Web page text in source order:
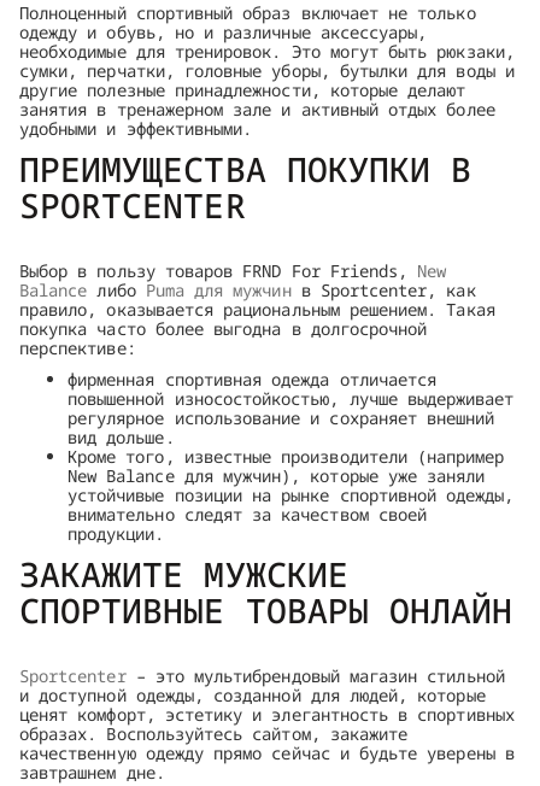
Полноценный спортивный образ включает не только
одежду и обувь, но и различные аксессуары,
необходимые для тренировок. Это могут быть рюкзаки,
сумки, перчатки, головные уборы, бутылки для воды и
другие полезные принадлежности, которые делают
занятия в тренажерном зале и активный отдых более
удобными и эффективными.
ПРЕИМУЩЕСТВА ПОКУПКИ В
SPORTCENTER
Выбор в пользу товаров FRND For Friends, New
Balance либо Puma для мужчинв Sportcenter, как
правило, оказывается рациональным решением. Такая
покупка часто более выгодна в долгосрочной
перспективе:
фирменная спортивная одежда отличается
повышенной износостойкостью, лучше выдерживает
регулярное использование и сохраняет внешний
вид дольше.
Кроме того, известные производители (например
New Balance для мужчин), которые уже заняли
устойчивые позиции на рынке спортивной одежды,
внимательно следят за качеством своей
продукции.
ЗАКАЖИТЕ МУЖСКИЕ
СПОРТИВНЫЕ ТОВАРЫ ОНЛАЙН
Sportcenter– это мультибрендовый магазин стильной
и доступной одежды, созданной для людей, которые
ценят комфорт, эстетику и элегантность в спортивных
образах. Воспользуйтесь сайтом, закажите
качественную одежду прямо сейчас и будьте уверены в
завтрашнем дне.